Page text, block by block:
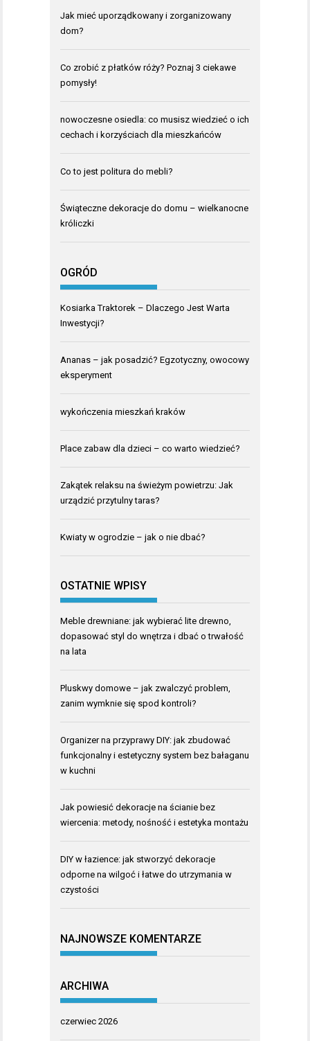
Jak mieć uporządkowany i zorganizowany
dom?
Co zrobić z płatków róży? Poznaj 3 ciekawe
pomysły!
nowoczesne osiedla: co musisz wiedzieć o ich
cechach i korzyściach dla mieszkańców
Co to jest politura do mebli?
Świąteczne dekoracje do domu – wielkanocne
króliczki
OGRÓD
Kosiarka Traktorek – Dlaczego Jest Warta
Inwestycji?
Ananas – jak posadzić? Egzotyczny, owocowy
eksperyment
wykończenia mieszkań kraków
Place zabaw dla dzieci – co warto wiedzieć?
Zakątek relaksu na świeżym powietrzu: Jak
urządzić przytulny taras?
Kwiaty w ogrodzie – jak o nie dbać?
OSTATNIE WPISY
Meble drewniane: jak wybierać lite drewno,
dopasować styl do wnętrza i dbać o trwałość
na lata
Pluskwy domowe – jak zwalczyć problem,
zanim wymknie się spod kontroli?
Organizer na przyprawy DIY: jak zbudować
funkcjonalny i estetyczny system bez bałaganu
w kuchni
Jak powiesić dekoracje na ścianie bez
wiercenia: metody, nośność i estetyka montażu
DIY w łazience: jak stworzyć dekoracje
odporne na wilgoć i łatwe do utrzymania w
czystości
NAJNOWSZE KOMENTARZE
ARCHIWA
czerwiec 2026